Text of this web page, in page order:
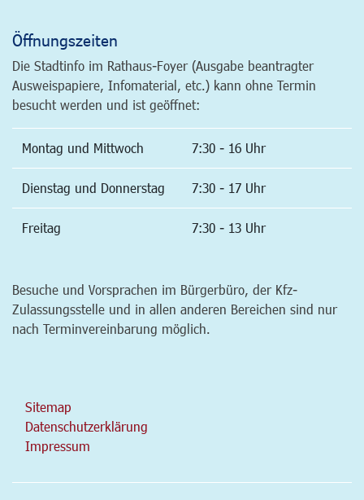
Öffnungszeiten
Die Stadtinfo im Rathaus-Foyer (Ausgabe beantragter
Ausweispapiere, Infomaterial, etc.) kann ohne Termin
besucht werden und ist geöffnet:
Montag und Mittwoch 7:30 - 16 Uhr
Dienstag und Donnerstag 7:30 - 17 Uhr
Freitag 7:30 - 13 Uhr
Besuche und Vorsprachen im Bürgerbüro, der Kfz-
Zulassungsstelle und in allen anderen Bereichen sind nur
nach Terminvereinbarung möglich.
Sitemap
Datenschutzerklärung
Impressum